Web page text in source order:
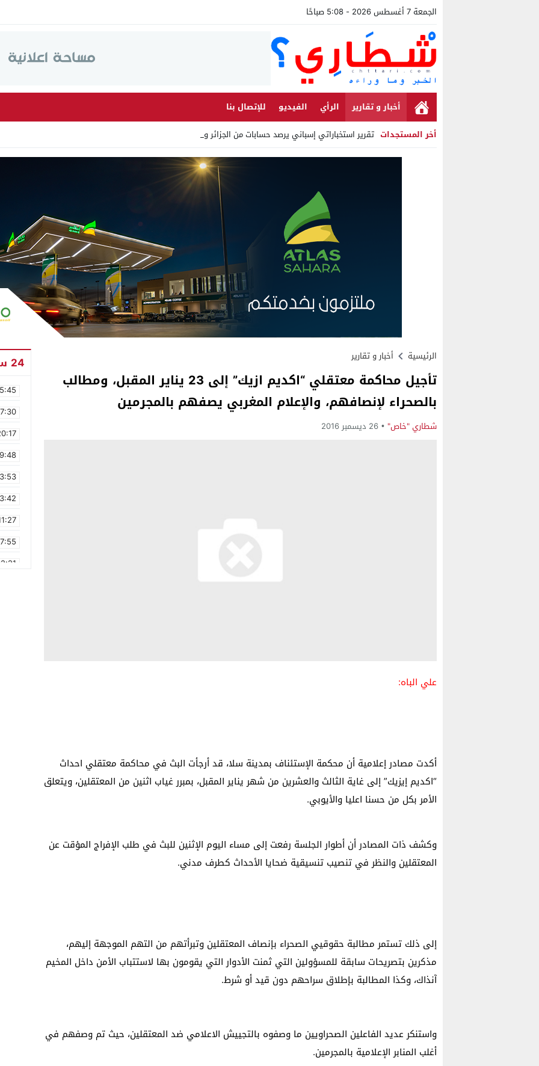
الجمعة 7 أغسطس 2026 - 5:08 صباحًا
أخبار و تقارير الرأي الفيديو
للإتصال بنا
أخر المستجدات تقرير استخباراتي إسباني يرصد حسابات من الجزائر وأرقاما بـ”_
Stop
الرئيسية أخبار و تقارير
تأجيل محاكمة معتقلي “اكديم ازيك” إلى 23 يناير المقبل، ومطالب
بالصحراء لإنصافهم، والإعلام المغربي يصفهم بالمجرمين
شطاري "خاص" 26 ديسمبر 2016
علي الباه:
أكدت مصادر إعلامية أن محكمة الإستئناف بمدينة سلا، قد أرجأت البث في محاكمة معتقلي احداث
“اكديم إيزيك” إلى غاية الثالث والعشرين من شهر يناير المقبل، بمبرر غياب اثنين من المعتقلين، ويتعلق
الأمر بكل من حسنا اعليا والأيوبي.
وكشف ذات المصادر أن أطوار الجلسة رفعت إلى مساء اليوم الإثنين للبث في طلب الإفراج المؤقت عن
المعتقلين والنظر في تنصيب تنسيقية ضحايا الأحداث كطرف مدني.
إلى ذلك تستمر مطالبة حقوقيي الصحراء بإنصاف المعتقلين وتبرأتهم من التهم الموجهة إليهم،
مذكرين بتصريحات سابقة للمسؤولين التي ثمنت الأدوار التي يقومون بها لاستتباب الأمن داخل المخيم
آنذاك، وكذا المطالبة بإطلاق سراحهم دون قيد أو شرط.
واستنكر عديد الفاعلين الصحراويين ما وصفوه بالتجييش الاعلامي ضد المعتقلين، حيث تم وصفهم في
أغلب المنابر الإعلامية بالمجرمين.
24 ساعة